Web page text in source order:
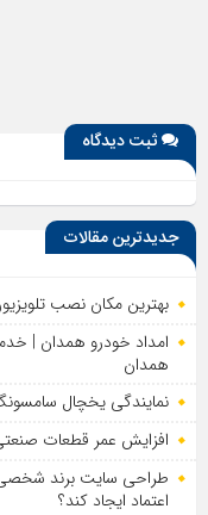
ثبت دیدگاه
جدیدترین مقالات
بهترین مکان نصب
امداد خودرو همدان |
همدان
نمایندگی یخچال سامسونگ
افزایش عمر قطعات صنعتی
طراحی سایت برند
اعتماد ایجاد کند؟